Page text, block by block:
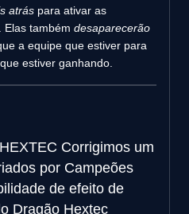
atrás para ativar as
Elas também desaparecerão
a equipe que estiver para
estiver ganhando.
Corrigimos um
por Campeões
de efeito de
Dragão Hextec